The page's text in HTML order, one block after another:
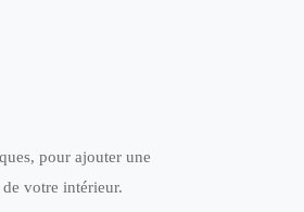
pour ajouter une
votre intérieur.